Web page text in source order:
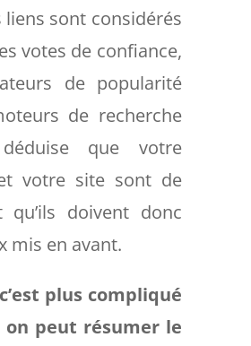
liens sont considérés
votes de confiance,
de popularité
de recherche
que votre
votre site sont de
qu’ils doivent donc
mis en avant.
plus compliqué
on peut résumer le